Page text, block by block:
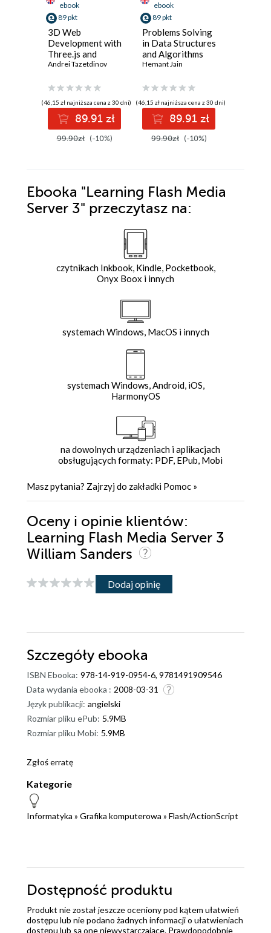
ebook
89 pkt
3D Web
Development with
Three.js and
Next.js
Andrei Tazetdinov
(46,15 zł najniższa cena z 30 dni)
89.91 zł
99.90zł (-10%)
ebook
89 pkt
Problems Solving
in Data Structures
and Algorithms
Using C++
Hemant Jain
(46,15 zł najniższa cena z 30 dni)
89.91 zł
99.90zł (-10%)
Ebooka "Learning Flash Media
Server 3" przeczytasz na:
czytnikach Inkbook, Kindle, Pocketbook,
Onyx Boox i innych
systemach Windows, MacOS i innych
systemach Windows, Android, iOS,
HarmonyOS
na dowolnych urządzeniach i aplikacjach
obsługujących formaty: PDF, EPub, Mobi
Masz pytania? Zajrzyj do zakładki Pomoc »
Oceny i opinie klientów:
Learning Flash Media Server 3
William Sanders
Dodaj opinię
Szczegóły ebooka
ISBN Ebooka: 978-14-919-0954-6, 9781491909546
Data wydania ebooka : 2008-03-31
Język publikacji: angielski
Rozmiar pliku ePub: 5.9MB
Rozmiar pliku Mobi: 5.9MB
Zgłoś erratę
Kategorie
Informatyka » Grafika komputerowa » Flash/ActionScript
Dostępność produktu
Produkt nie został jeszcze oceniony pod kątem ułatwień
dostępu lub nie podano żadnych informacji o ułatwieniach
dostępu lub są one niewystarczające. Prawdopodobnie